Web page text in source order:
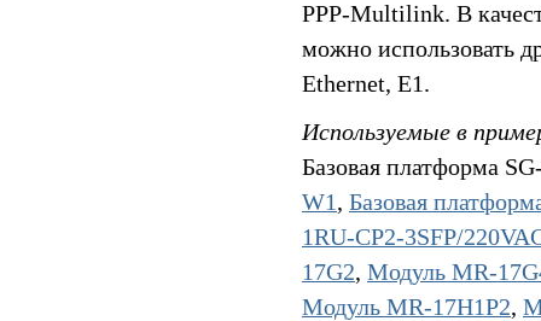
PPP-Multilink. В
можно использовать
Ethernet, E1.
Используемые в
Базовая платформа
W1, Базовая
1RU-CP2-3SFP/
17G2, Модуль MR-
Модуль MR-17H1P2,